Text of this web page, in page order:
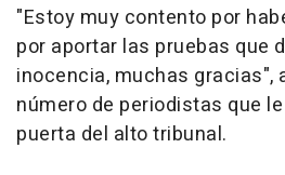
"Estoy muy contento por
por aportar las pruebas que
inocencia, muchas gracias",
número de periodistas que
puerta del alto tribunal.